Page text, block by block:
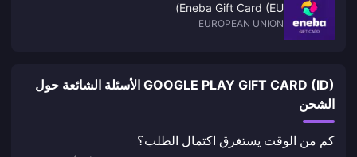
Eneba Gift Card (EU)
EUROPEAN UNION
GOOGLE PLAY GIFT CARD (ID) الأسئلة الشائعة حول
الشحن
كم من الوقت يستغرق اكتمال الطلب؟